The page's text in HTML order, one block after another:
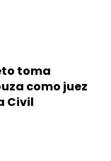
toma
como juez
Civil